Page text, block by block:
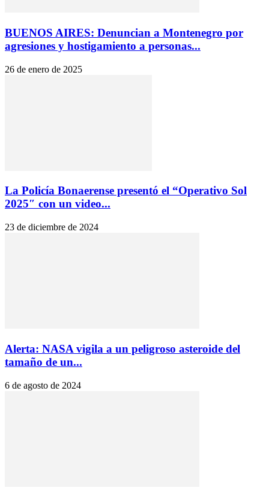
BUENOS AIRES: Denuncian a Montenegro por
agresiones y hostigamiento a personas...
26 de enero de 2025
La Policía Bonaerense presentó el “Operativo Sol
2025″ con un video...
23 de diciembre de 2024
Alerta: NASA vigila a un peligroso asteroide del
tamaño de un...
6 de agosto de 2024